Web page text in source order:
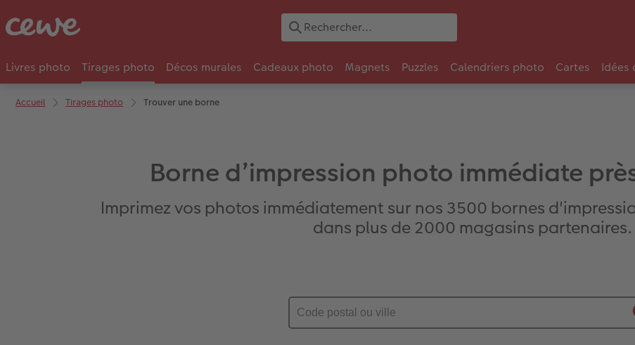
Livres photo Tirages photo Décos murales Cadeaux photo Magnets Puzzles Calendriers photo Cartes Idées
Accueil Tirages photo Trouver une borne
Borne d’impression photo immédiate
Imprimez vos photos immédiatement sur nos 3500 bornes
dans plus de 2000 magasins partenaires.